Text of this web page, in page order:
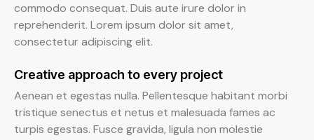
commodo consequat. Duis aute irure dolor in
reprehenderit. Lorem ipsum dolor sit amet,
consectetur adipiscing elit.
Creative approach to every project
Aenean et egestas nulla. Pellentesque habitant morbi
tristique senectus et netus et malesuada fames ac
turpis egestas. Fusce gravida, ligula non molestie